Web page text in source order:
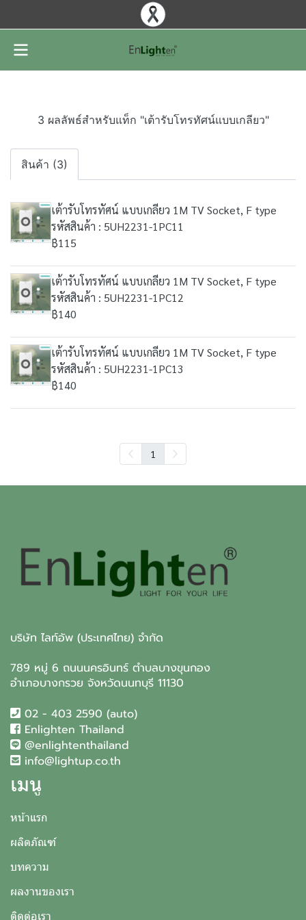
3 ผลลัพธ์สำหรับแท็ก "เต้ารับโทรทัศน์แบบเกลียว"
สินค้า (3)
เต้ารับโทรทัศน์ แบบเกลียว 1M TV Socket, F type
รหัสสินค้า : 5UH2231-1PC11
฿115
เต้ารับโทรทัศน์ แบบเกลียว 1M TV Socket, F type
รหัสสินค้า : 5UH2231-1PC12
฿140
เต้ารับโทรทัศน์ แบบเกลียว 1M TV Socket, F type
รหัสสินค้า : 5UH2231-1PC13
฿140
1
บริษัท ไลท์อัพ (ประเทศไทย) จำกัด
789 หมู่ 6 ถนนนครอินทร์ ตำบลบางขุนกอง
อำเภอบางกรวย จังหวัดนนทบุรี 11130
02 - 403 2590 (auto)
Enlighten Thailand
@enlightenthailand
info@lightup.co.th
เมนู
หน้าแรก
ผลิตภัณฑ์
บทความ
ผลงานของเรา
ติดต่อเรา